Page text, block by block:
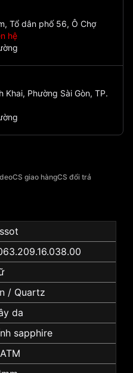
Tổ dân phố 56, Ô Chợ
hệ
Khai, Phường Sài Gòn, TP.
CS giao hàngCS đổi trả
/ Quartz
da
sapphire